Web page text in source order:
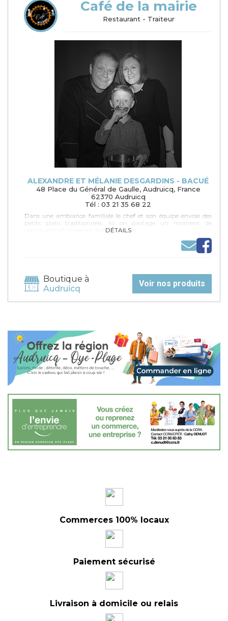
Café de la mairie
Restaurant - Traiteur
ALEXANDRE ET MÉLANIE DESGARDINS - BACUÉ
48 Place du Général de Gaulle, Audruicq, France
62370 Audruicq
Tél : 03 21 35 68 22
Dans une ambiance familiale le chef et son équipe envoie des
petits plats traditionnels. Ici on partage un moment de
convivialité et on repart avec le sourire.
DÉTAILS
Boutique à
Audruicq
Voir nos produits
Commerces 100% locaux
Paiement sécurisé
Livraison à domicile ou relais